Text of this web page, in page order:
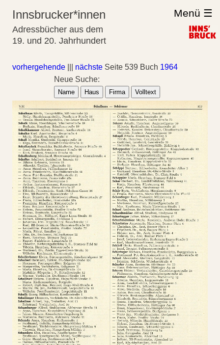
Innsbrucker*innen
Adressbücher aus dem
19. und 20. Jahrhundert
Menü ☰
vorhergehende nächste Seite 539 Buch 1964
Neue Suche:
Name Haus Firma Volltext